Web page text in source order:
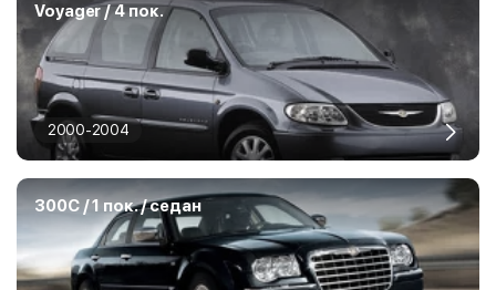
Voyager / 4 пок.
2000-2004
300C / 1 пок. / седан